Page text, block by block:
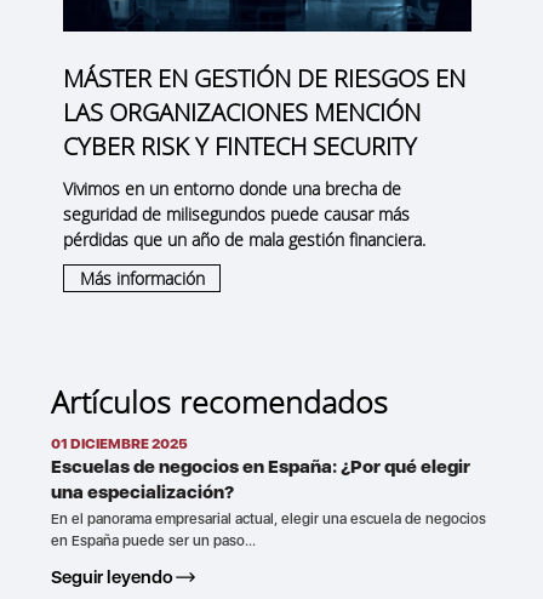
MÁSTER EN GESTIÓN DE RIESGOS EN
LAS ORGANIZACIONES MENCIÓN
CYBER RISK Y FINTECH SECURITY
Vivimos en un entorno donde una brecha de
seguridad de milisegundos puede causar más
pérdidas que un año de mala gestión financiera.
Más información
Artículos recomendados
01 DICIEMBRE 2025
Escuelas de negocios en España: ¿Por qué elegir
una especialización?
En el panorama empresarial actual, elegir una escuela de negocios
en España puede ser un paso...
Seguir leyendo